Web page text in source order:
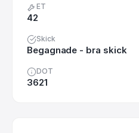
ET
42
Skick
Begagnade - bra skick
DOT
3621